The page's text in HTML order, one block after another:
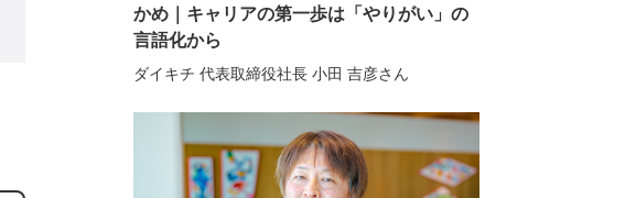
かめ｜キャリアの第一歩は「やりがい」の
言語化から
ダイキチ 代表取締役社長 小田 吉彦さん